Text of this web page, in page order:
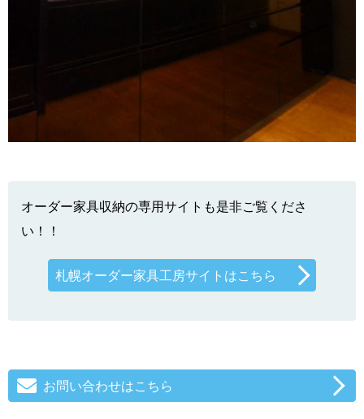
オーダー家具収納の専用サイトも是非ご覧くださ
い！！
札幌オーダー家具工房サイトはこちら
お問い合わせはこちら